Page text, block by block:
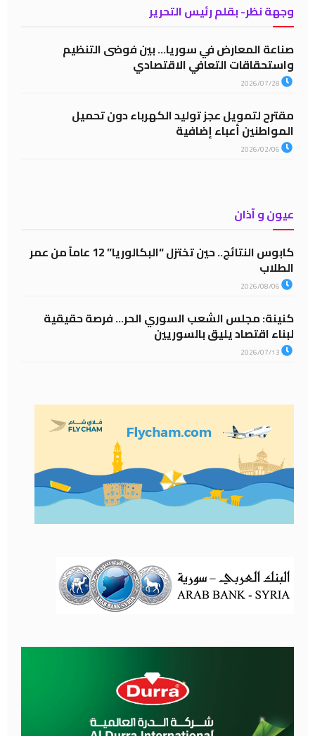
وجهة نظر- بقلم رئيس التحرير
صناعة المعارض في سوريا… بين فوضى التنظيم
واستحقاقات التعافي الاقتصادي
مقترح لتمويل عجز توليد الكهرباء دون تحميل
المواطنين أعباء إضافية
عيون و آذان
كابوس النتائج.. حين تختزل “البكالوريا” 12 عاماً من عمر
الطلاب
كنينة: مجلس الشعب السوري الحر… فرصة حقيقية
لبناء اقتصاد يليق بالسوريين